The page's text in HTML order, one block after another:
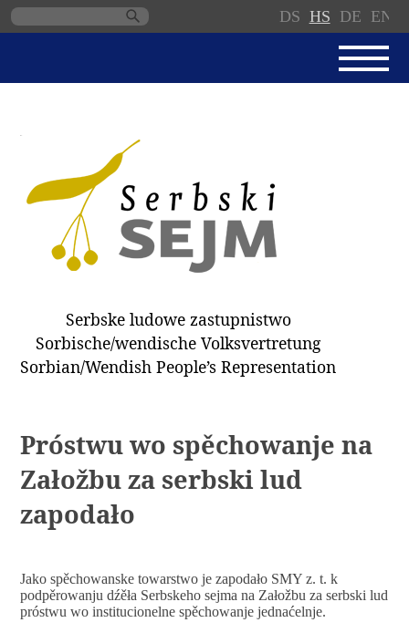
DS HS DE EN
SERBSKI SEJM
JEDNANSKI PORJAD
PROTOKOLE / WOBZAMKNJENJA
DARY
ZAPÓSŁANCY
WUBĚRKI
Serbske ludowe zastupnistwo
Sorbische/wendische Volksvertretung
Sorbian/Wendish People’s Representation
Próstwu wo spěchowanje na
Załožbu za serbski lud
zapodało
Jako spěchowanske towarstwo je zapodało SMY z. t. k
podpěrowanju dźěła Serbskeho sejma na Załožbu za serbski lud
próstwu wo institucionelne spěchowanje jednaćelnje.